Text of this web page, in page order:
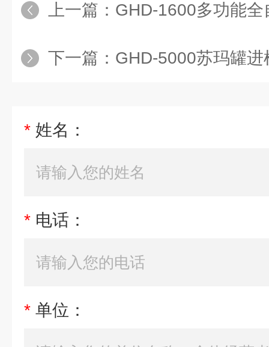
上一篇： GHD-1600多功能
下一篇： GHD-5000苏玛罐进
* 姓名：
* 电话：
* 单位：